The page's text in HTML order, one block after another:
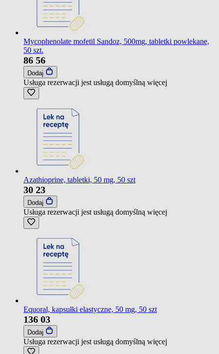
Mycophenolate mofetil Sandoz, 500mg, tabletki powlekane,
50 szt.
86 56
Dodaj
Usługa rezerwacji jest usługą domyślną więcej
Azathioprine, tabletki, 50 mg, 50 szt
30 23
Dodaj
Usługa rezerwacji jest usługą domyślną więcej
Equoral, kapsułki elastyczne, 50 mg, 50 szt
136 03
Dodaj
Usługa rezerwacji jest usługą domyślną więcej